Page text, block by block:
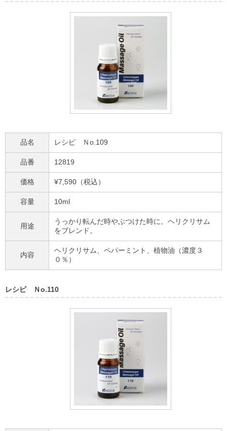
品名 レシピ Ｎo.109
品番 12819
価格 ¥7,590（税込）
容量 10ml
用途
うっかり転んだ時やぶつけた時に。ヘリクリサム
をブレンド。
内容
ヘリクリサム、ペパーミント、植物油（濃度３
０％）
レシピ Ｎo.110